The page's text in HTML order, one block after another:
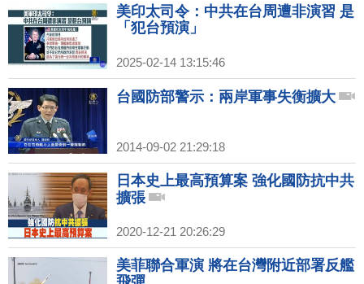
美印太司令：中共在台周遭非演習 是
「犯台預演」
2025-02-14 13:15:46
台國防部警示：兩岸軍事失衡擴大
2014-09-02 21:29:18
日本史上最高預算案 強化國防抗中共
擴張
2020-12-21 20:26:29
美菲聯合軍演 將在台灣附近部署反艦